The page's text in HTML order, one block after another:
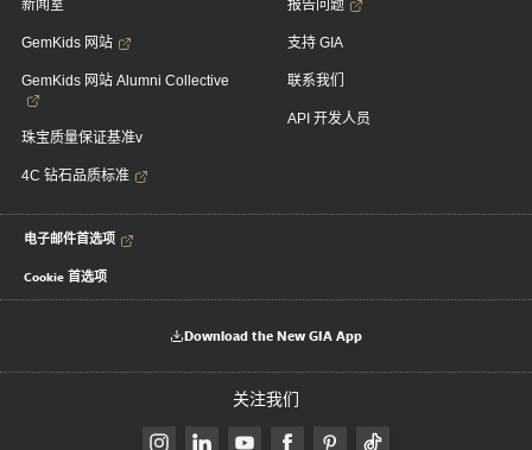
新闻室
GemKids 网站
GemKids 网站 Alumni Collective
珠宝质量保证基准v
4C 钻石品质标准
报告问题
支持 GIA
联系我们
API 开发人员
电子邮件首选项
Cookie 首选项
Download the New GIA App
关注我们